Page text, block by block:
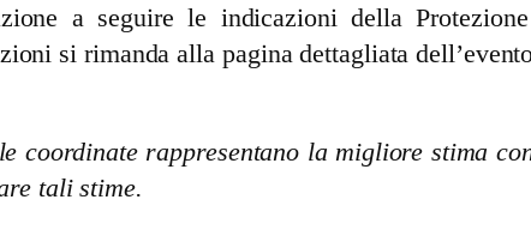
a seguire le indicazioni della
si rimanda alla pagina dettagliata
coordinate rappresentano la migliore stima
tali stime.